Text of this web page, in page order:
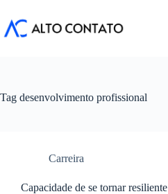
para
Tag desenvolvimento profissional
Carreira
Capacidade de se tornar resiliente